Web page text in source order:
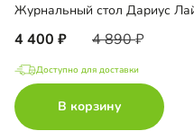
Журнальный стол Дариус
4 400 4 890
Доступно для доставки
В корзину